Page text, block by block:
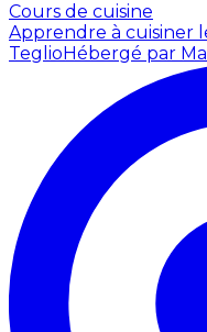
Cours de cuisine
Apprendre à cuisiner
TeglioHébergé par